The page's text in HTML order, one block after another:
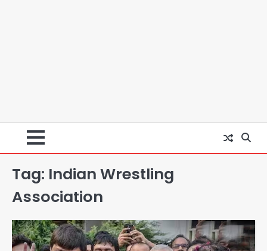
Tag: Indian Wrestling
Association
2
Second Monday of Sawan: सावन
के दूसरे सोमवार पर शिवालयों में आस्था का
सैलाब
Avinash Kumar